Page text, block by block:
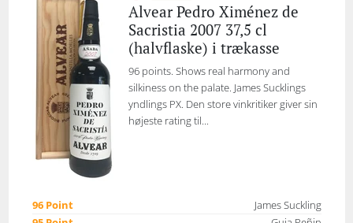
Alvear Pedro Ximénez de
Sacristia 2007 37,5 cl
(halvflaske) i trækasse
96 points. Shows real harmony and
silkiness on the palate. James Sucklings
yndlings PX. Den store vinkritiker giver sin
højeste rating til...
96 Point
James Suckling